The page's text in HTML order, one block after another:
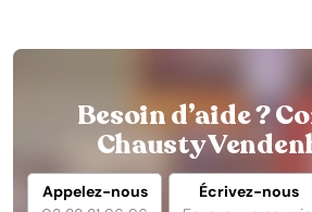
Besoin d’aide ?
Chausty
Appelez-nous
Écrivez-nous